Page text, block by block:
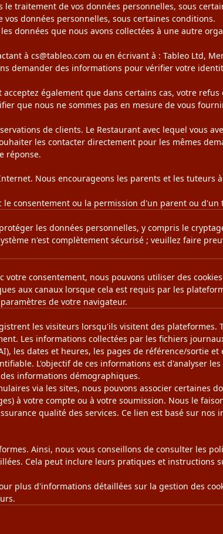
traitement de vos données personnelles, sous
données personnelles, sous certaines conditions.
données que nous avons collectées à une autre
à cs@tableo.com ou en écrivant à : Tableo Ltd,
demander des informations pour vérifier votre
également que dans certains cas, votre
que nous ne sommes pas en mesure de vous
de clients. Le Restaurant avec lequel vous
les contacter directement pour les mêmes
réponse.
Nous encourageons les parents et les tuteurs à
le consentement ou la permission d'un parent ou d'un
les données personnelles, y compris le
n'est complètement sécurisé ; veuillez faire
consentement, nous pouvons utiliser des cookies
aux canaux lorsque cela est requis par les
de votre navigateur.
les visiteurs lorsqu'ils visitent des plateformes.
Les informations collectées par les fichiers
les dates et heures, les pages de référence/sortie
L'objectif de ces informations est d'analyser
informations démographiques.
via les sites, nous pouvons associer certaines
à votre compte ou à votre soumission. Nous le
qualité des services. Ce lien est basé sur nos
Ainsi, nous vous conseillons de consulter les
Cela peut inclure leurs pratiques et instructions
plus d'informations détaillées sur la gestion des